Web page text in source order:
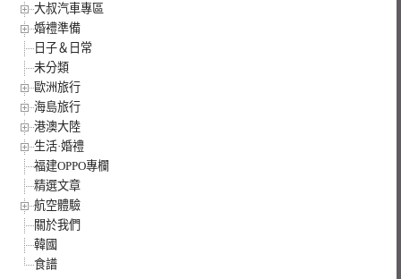
大叔汽車專區
婚禮準備
日子＆日常
未分類
歐洲旅行
海島旅行
港澳大陸
生活·婚禮
福建OPPO專欄
精選文章
航空體驗
關於我們
韓國
食譜